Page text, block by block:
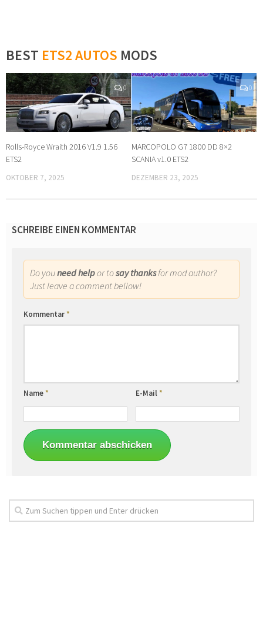
BEST ETS2 AUTOS MODS
0
Rolls-Royce Wraith 2016 V1.9 1.56
ETS2
OKTOBER 7, 2025
0
MARCOPOLO G7 1800 DD 8×2
SCANIA v1.0 ETS2
DEZEMBER 23, 2025
SCHREIBE EINEN KOMMENTAR
Do youneed helpor tosay thanksfor mod author?
Just leave a comment bellow!
Kommentar*
Name* E-Mail*